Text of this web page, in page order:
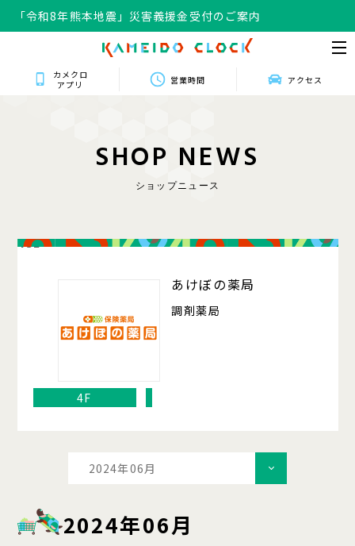
「令和8年熊本地震」災害義援金受付のご案内
カメクロ
アプリ
営業時間 アクセス
SHOP NEWS
ショップニュース
432
あけぼの薬局
調剤薬局
4F
2024年06月
2024年06月